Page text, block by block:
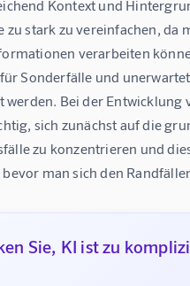
Kontext und
zu stark zu vereinfachen, da
verarbeiten
Sonderfälle und
werden. Bei der Entwicklung
sich zunächst auf die
zu konzentrieren und
man sich den
Sie, KI ist zu